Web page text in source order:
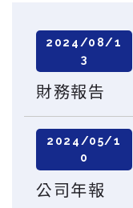
財務報告
2024/08/1
3
公司年報
2024/05/1
0